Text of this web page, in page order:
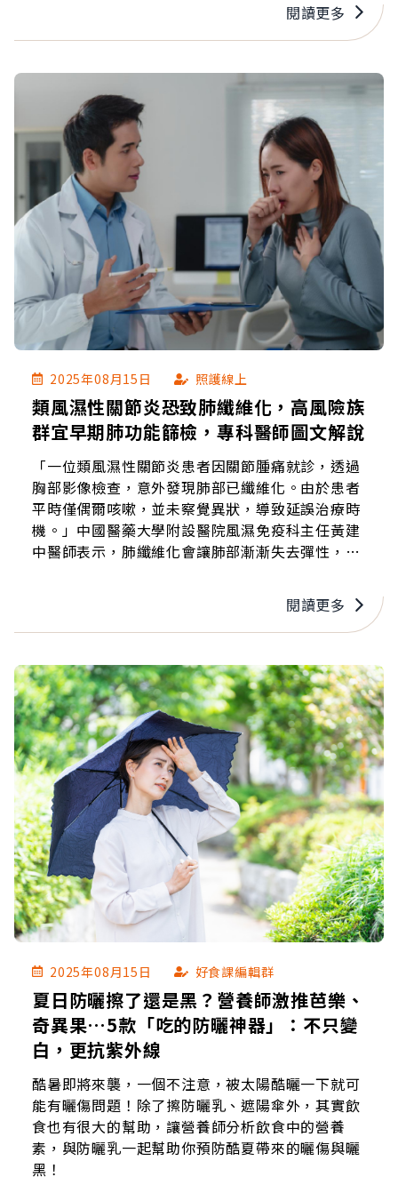
痛，好像被「凍住」一樣，動起來很困難，常見的
症狀是：肩膀僵硬舉不高、夜間痛醒等，而40~60
性，都是五十肩的高風險族群。 他強調，肩痛的成
因複雜，切勿以為是扭傷、拉傷而不處理，甚至以
為五十肩最終會自己好轉，然而，「自己好」常常
只是疼痛減輕，但肩膀仍然活動不良，應儘早就
醫，才能對症下藥。
閱讀更多
2025年08月15日 照護線上
類風濕性關節炎恐致肺纖維化，高風險族
群宜早期肺功能篩檢，專科醫師圖文解說
「一位類風濕性關節炎患者因關節腫痛就診，透過
胸部影像檢查，意外發現肺部已纖維化。由於患者
平時僅偶爾咳嗽，並未察覺異狀，導致延誤治療時
機。」中國醫藥大學附設醫院風濕免疫科主任黃建
中醫師表示，肺纖維化會讓肺部漸漸失去彈性，嚴
若患者具有肺纖維化高風險特性，應盡快進行第一
次的肺功能檢查，依據檢查結果持續追蹤，以便及
早發現與治療！
閱讀更多
2025年08月15日 好食課編輯群
夏日防曬擦了還是黑？營養師激推芭樂、
奇異果…5款「吃的防曬神器」：不只變
白，更抗紫外線
酷暑即將來襲，一個不注意，被太陽酷曬一下就可
能有曬傷問題！除了擦防曬乳、遮陽傘外，其實飲
食也有很大的幫助，讓營養師分析飲食中的營養
素，與防曬乳一起幫助你預防酷夏帶來的曬傷與曬
黑！